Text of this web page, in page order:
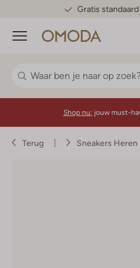
Gratis
Menu
Shop nu: jouw must-
Terug Sneakers Heren